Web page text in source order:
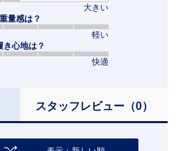
大きい
重量感は？
軽い
き心地は？
快適
スタッフレビュー（0）